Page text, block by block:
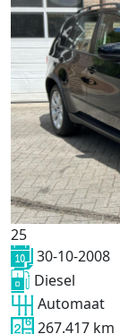
25
30-10-2008
Diesel
Automaat
267.417 km